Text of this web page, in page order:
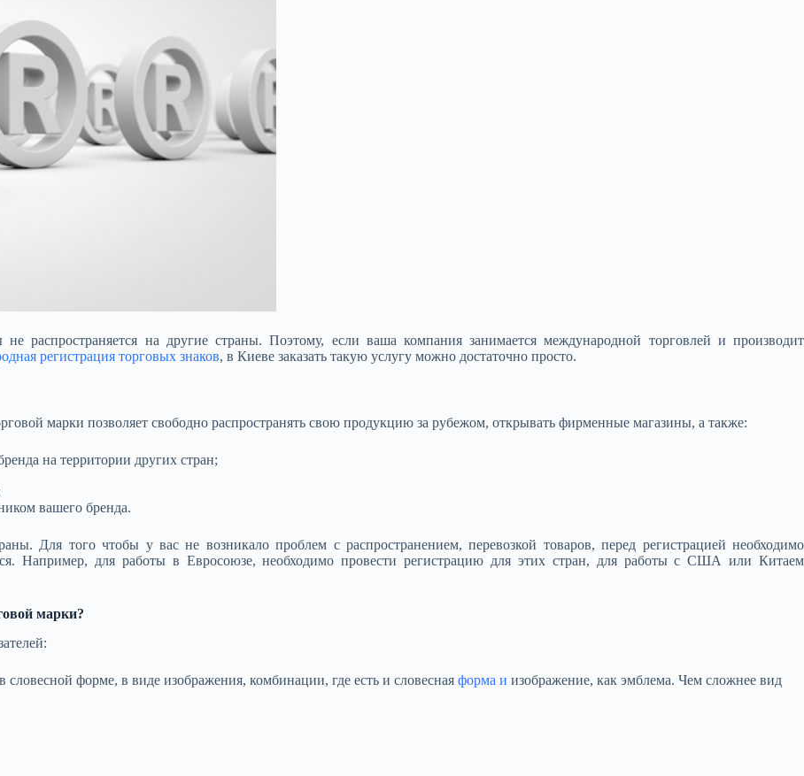
распространяется на другие страны. Поэтому, если ваша компания занимается международной торговлей и производит
регистрация торговых знаков, в Киеве заказать такую услугу можно достаточно просто.
марки позволяет свободно распространять свою продукцию за рубежом, открывать фирменные магазины, а также:
на территории других стран;
вашего бренда.
Для того чтобы у вас не возникало проблем с распространением, перевозкой товаров, перед регистрацией необходимо
Например, для работы в Евросоюзе, необходимо провести регистрацию для этих стран, для работы с США или Китаем
марки?
словесной форме, в виде изображения, комбинации, где есть и словесная форма и изображение, как эмблема. Чем сложнее вид